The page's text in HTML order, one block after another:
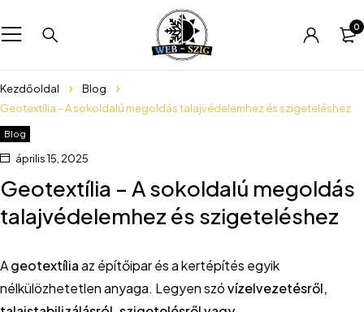
0
Kezdőoldal
Blog
Geotextília – A sokoldalú megoldás talajvédelemhez és szigeteléshez
Blog
április 15, 2025
Geotextília – A sokoldalú megoldás
talajvédelemhez és szigeteléshez
Ageotextíliaaz építőipar és a kertépítés egyik
nélkülözhetetlen anyaga. Legyen szóvízelvezetésről,